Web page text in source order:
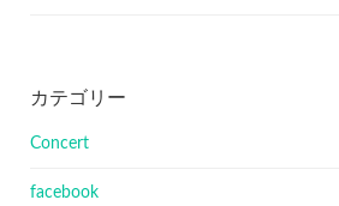
カテゴリー
Concert
facebook